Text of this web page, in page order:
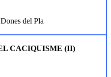
del Pla
CACIQUISME (II)